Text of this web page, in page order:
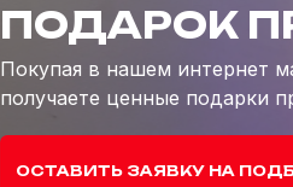
ПОДАРОК
Покупая в нашем интернет
получаете ценные подарки
ОСТАВИТЬ ЗАЯВКУ НА